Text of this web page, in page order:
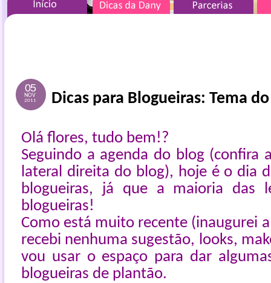
05
NOV
2011 Dicas para Blogueiras: Tema
Olá flores, tudo bem!?
Seguindo a agenda do blog (confira
lateral direita do blog), hoje é o dia
blogueiras, já que a maioria das
blogueiras!
Como está muito recente (inaugurei
recebi nenhuma sugestão, looks,
vou usar o espaço para dar
blogueiras de plantão.